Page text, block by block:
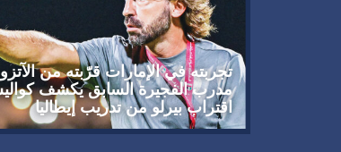
تجربته في الإمارات قرّبته من
مدرب الفجيرة السابق يكشف
اقتراب بيرلو من تدريب إيطاليا